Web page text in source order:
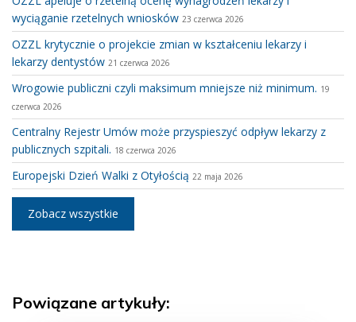
wyciąganie rzetelnych wniosków 23 czerwca 2026
OZZL krytycznie o projekcie zmian w kształceniu lekarzy i
lekarzy dentystów 21 czerwca 2026
Wrogowie publiczni czyli maksimum mniejsze niż minimum. 19
czerwca 2026
Centralny Rejestr Umów może przyspieszyć odpływ lekarzy z
publicznych szpitali. 18 czerwca 2026
Europejski Dzień Walki z Otyłością 22 maja 2026
Zobacz wszystkie
Powiązane artykuły: